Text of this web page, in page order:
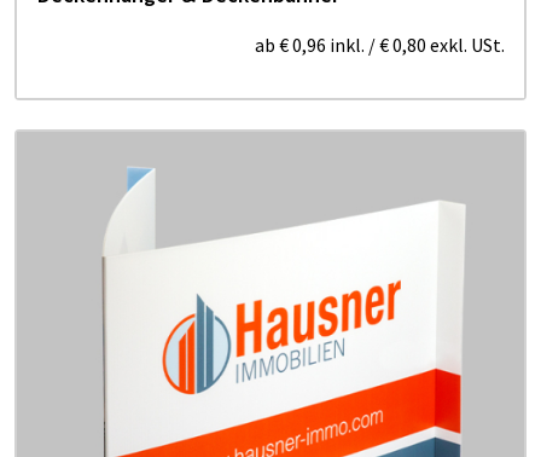
ab € 0,96 inkl. /€ 0,80 exkl. USt.